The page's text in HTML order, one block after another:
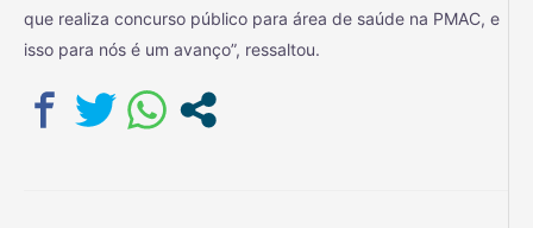
que realiza concurso público para área de saúde na PMAC, e
isso para nós é um avanço”, ressaltou.